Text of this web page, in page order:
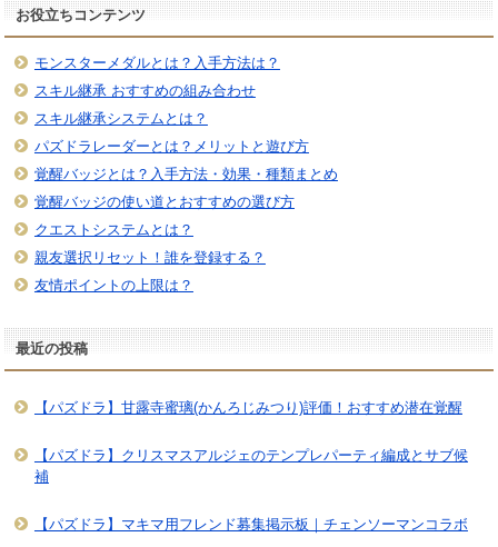
お役立ちコンテンツ
モンスターメダルとは？入手方法は？
スキル継承 おすすめの組み合わせ
スキル継承システムとは？
パズドラレーダーとは？メリットと遊び方
覚醒バッジとは？入手方法・効果・種類まとめ
覚醒バッジの使い道とおすすめの選び方
クエストシステムとは？
親友選択リセット！誰を登録する？
友情ポイントの上限は？
最近の投稿
【パズドラ】甘露寺蜜璃(かんろじみつり)評価！おすすめ潜在覚醒
【パズドラ】クリスマスアルジェのテンプレパーティ編成とサブ候
補
【パズドラ】マキマ用フレンド募集掲示板｜チェンソーマンコラボ